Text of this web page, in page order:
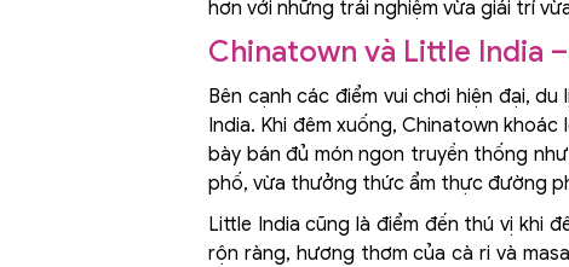
hơn với những trải nghiệm vừa giải trí
Chinatown và Little India
Bên cạnh các điểm vui chơi hiện đại,
India. Khi đêm xuống, Chinatown
bày bán đủ món ngon truyền thống
phố, vừa thưởng thức ẩm thực đường
Little India cũng là điểm đến thú vị khi
rộn ràng, hương thơm của cà ri và